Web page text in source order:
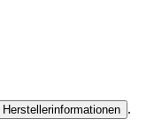
Herstellerinformationen .